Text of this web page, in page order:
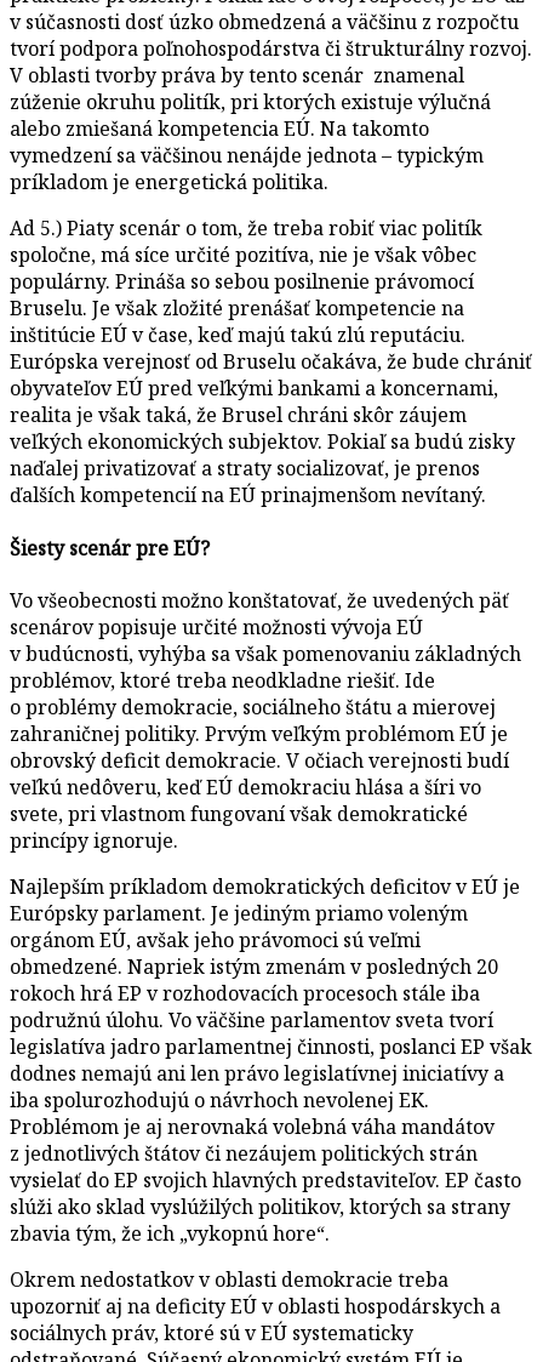
v súčasnosti dosť úzko obmedzená a väčšinu z rozpočtu
tvorí podpora poľnohospodárstva či štrukturálny rozvoj.
V oblasti tvorby práva by tento scenár znamenal
zúženie okruhu politík, pri ktorých existuje výlučná
alebo zmiešaná kompetencia EÚ. Na takomto
vymedzení sa väčšinou nenájde jednota – typickým
príkladom je energetická politika.
Ad 5.) Piaty scenár o tom, že treba robiť viac politík
spoločne, má síce určité pozitíva, nie je však vôbec
populárny. Prináša so sebou posilnenie právomocí
Bruselu. Je však zložité prenášať kompetencie na
inštitúcie EÚ v čase, keď majú takú zlú reputáciu.
Európska verejnosť od Bruselu očakáva, že bude chrániť
obyvateľov EÚ pred veľkými bankami a koncernami,
realita je však taká, že Brusel chráni skôr záujem
veľkých ekonomických subjektov. Pokiaľ sa budú zisky
naďalej privatizovať a straty socializovať, je prenos
ďalších kompetencií na EÚ prinajmenšom nevítaný.
Šiesty scenár pre EÚ?
Vo všeobecnosti možno konštatovať, že uvedených päť
scenárov popisuje určité možnosti vývoja EÚ
v budúcnosti, vyhýba sa však pomenovaniu základných
problémov, ktoré treba neodkladne riešiť. Ide
o problémy demokracie, sociálneho štátu a mierovej
zahraničnej politiky. Prvým veľkým problémom EÚ je
obrovský deficit demokracie. V očiach verejnosti budí
veľkú nedôveru, keď EÚ demokraciu hlása a šíri vo
svete, pri vlastnom fungovaní však demokratické
princípy ignoruje.
Najlepším príkladom demokratických deficitov v EÚ je
Európsky parlament. Je jediným priamo voleným
orgánom EÚ, avšak jeho právomoci sú veľmi
obmedzené. Napriek istým zmenám v posledných 20
rokoch hrá EP v rozhodovacích procesoch stále iba
podružnú úlohu. Vo väčšine parlamentov sveta tvorí
legislatíva jadro parlamentnej činnosti, poslanci EP však
dodnes nemajú ani len právo legislatívnej iniciatívy a
iba spolurozhodujú o návrhoch nevolenej EK.
Problémom je aj nerovnaká volebná váha mandátov
z jednotlivých štátov či nezáujem politických strán
vysielať do EP svojich hlavných predstaviteľov. EP často
slúži ako sklad vyslúžilých politikov, ktorých sa strany
zbavia tým, že ich „vykopnú hore“.
Okrem nedostatkov v oblasti demokracie treba
upozorniť aj na deficity EÚ v oblasti hospodárskych a
sociálnych práv, ktoré sú v EÚ systematicky